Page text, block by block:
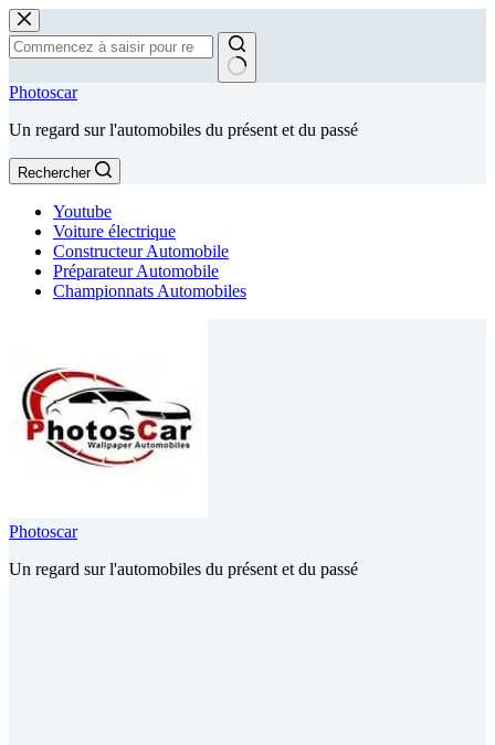
Passer
au
contenu
Aucun
Photoscar
Un regard sur l'automobiles du présent et du passé
Rechercher
Youtube
Voiture électrique
Constructeur Automobile
Préparateur Automobile
Championnats Automobiles
Photoscar
Un regard sur l'automobiles du présent et du passé